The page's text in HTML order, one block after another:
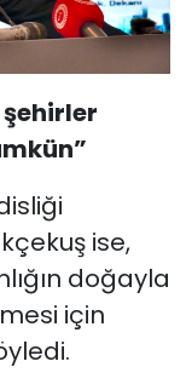
ise,
doğayla
için